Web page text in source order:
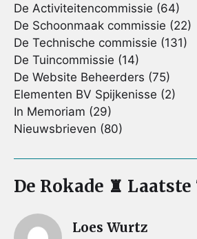
De Activiteitencommissie (64)
De Schoonmaak commissie (22)
De Technische commissie (131)
De Tuincommissie (14)
De Website Beheerders (75)
Elementen BV Spijkenisse (2)
In Memoriam (29)
Nieuwsbrieven (80)
De Rokade ♜ Laatste
Loes Wurtz